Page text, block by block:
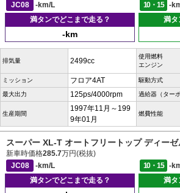
JC08
-km/L 10・15
-
満タンでどこまで走る？
-km
満タ
排気量 2499cc
使用燃料
エンジン
ミッション フロア4AT 駆動方式
最大出力 125ps/4000rpm 過給器（ターボ
生産期間
1997年11月～199
9年01月
燃費性能
スーパー XL-T オートフリートップ ディー
新車時価格285.7万円(税抜)
JC08
-km/L 10・15
-
満タンでどこまで走る？
満タ